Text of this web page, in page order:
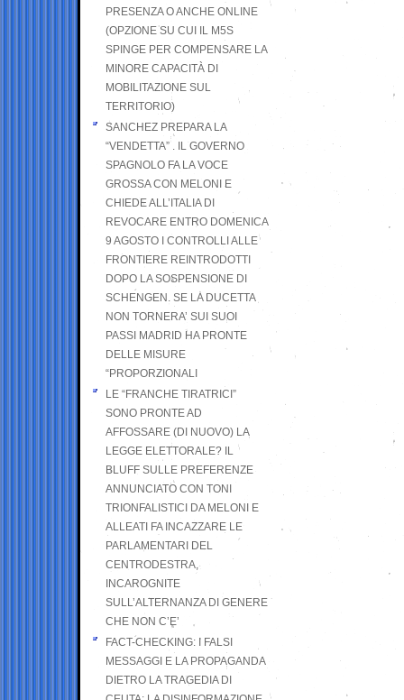
PRESENZA O ANCHE ONLINE
(OPZIONE SU CUI IL M5S
SPINGE PER COMPENSARE LA
MINORE CAPACITÀ DI
MOBILITAZIONE SUL
TERRITORIO)
SANCHEZ PREPARA LA
“VENDETTA” . IL GOVERNO
SPAGNOLO FA LA VOCE
GROSSA CON MELONI E
CHIEDE ALL’ITALIA DI
REVOCARE ENTRO DOMENICA
9 AGOSTO I CONTROLLI ALLE
FRONTIERE REINTRODOTTI
DOPO LA SOSPENSIONE DI
SCHENGEN. SE LA DUCETTA
NON TORNERA’ SUI SUOI
PASSI MADRID HA PRONTE
DELLE MISURE
“PROPORZIONALI
LE “FRANCHE TIRATRICI”
SONO PRONTE AD
AFFOSSARE (DI NUOVO) LA
LEGGE ELETTORALE? IL
BLUFF SULLE PREFERENZE
ANNUNCIATO CON TONI
TRIONFALISTICI DA MELONI E
ALLEATI FA INCAZZARE LE
PARLAMENTARI DEL
CENTRODESTRA,
INCAROGNITE
SULL’ALTERNANZA DI GENERE
CHE NON C’E’
FACT-CHECKING: I FALSI
MESSAGGI E LA PROPAGANDA
DIETRO LA TRAGEDIA DI